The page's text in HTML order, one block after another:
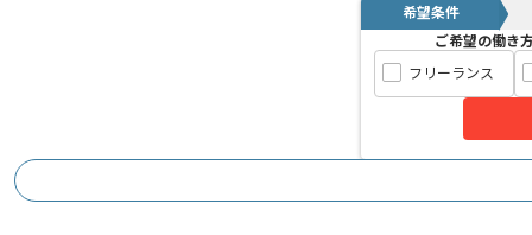
希望条件
ご希望の働き
フリーランス